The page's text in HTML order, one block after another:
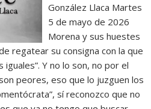
González Llaca Martes
5 de mayo de 2026
Morena y sus huestes
regatear su consigna con la que
Y no lo son, no por el
peores, eso que lo juzguen los
sí reconozco que no